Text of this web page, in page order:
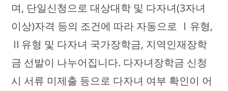
며, 단일신청으로 대상대학 및 다자녀(3자녀
이상)자격 등의 조건에 따라 자동으로 Ⅰ유형,
Ⅱ유형 및 다자녀 국가장학금, 지역인재장학
금 선발이 나누어집니다. 다자녀장학금 신청
시 서류 미제출 등으로 다자녀 여부 확인이 어